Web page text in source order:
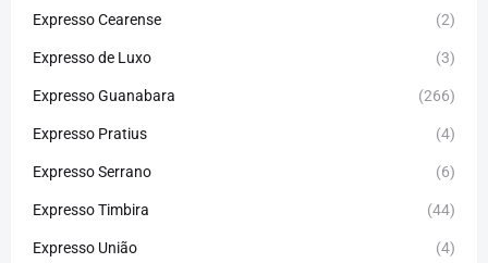
Expresso Cearense (2)
Expresso de Luxo (3)
Expresso Guanabara (266)
Expresso Pratius (4)
Expresso Serrano (6)
Expresso Timbira (44)
Expresso União (4)